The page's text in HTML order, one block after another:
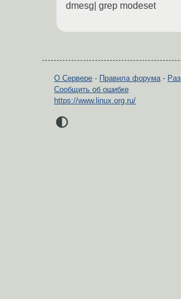
dmesg| grep modeset
О Сервере - Правила форума-
Сообщить об ошибке
https://www.linux.org.ru/